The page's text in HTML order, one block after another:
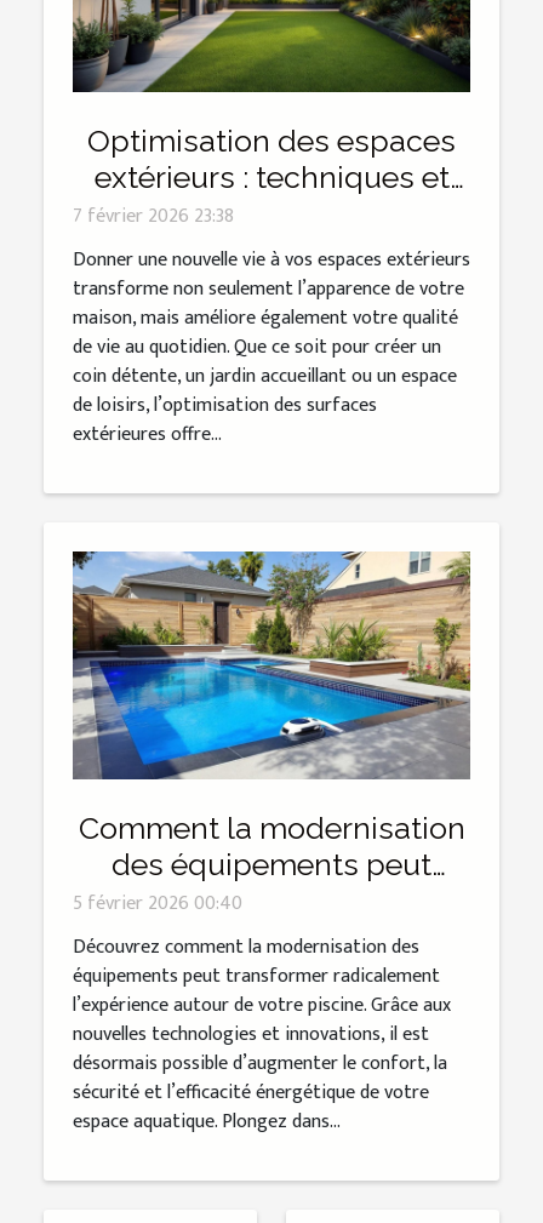
Optimisation des espaces
extérieurs : techniques et
avantages pour votre
maison
7 février 2026 23:38
Donner une nouvelle vie à vos espaces extérieurs
transforme non seulement l’apparence de votre
maison, mais améliore également votre qualité
de vie au quotidien. Que ce soit pour créer un
coin détente, un jardin accueillant ou un espace
de loisirs, l’optimisation des surfaces
extérieures offre...
Comment la modernisation
des équipements peut
transformer votre piscine ?
5 février 2026 00:40
Découvrez comment la modernisation des
équipements peut transformer radicalement
l’expérience autour de votre piscine. Grâce aux
nouvelles technologies et innovations, il est
désormais possible d’augmenter le confort, la
sécurité et l’efficacité énergétique de votre
espace aquatique. Plongez dans...